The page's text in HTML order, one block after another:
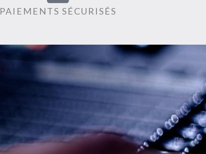
PAIEMENTS SÉCURISÉS